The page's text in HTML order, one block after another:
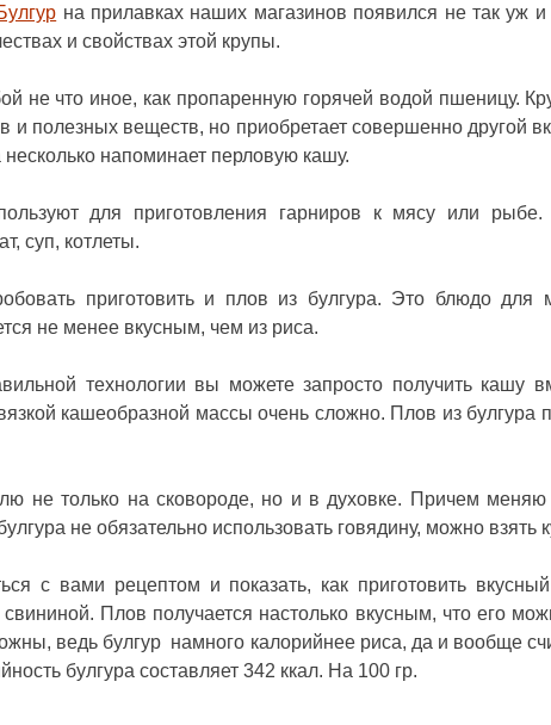
на прилавках наших магазинов появился не так уж
и свойствах этой крупы.
не что иное, как пропаренную горячей водой пшеницу.
и полезных веществ, но приобретает совершенно другой
напоминает перловую кашу.
для приготовления гарниров к мясу или
суп, котлеты.
приготовить и плов из булгура. Это блюдо для
не менее вкусным, чем из риса.
технологии вы можете запросто получить кашу
кашеобразной массы очень сложно. Плов из булгура
не только на сковороде, но и в духовке. Причем
не обязательно использовать говядину, можно взять
с вами рецептом и показать, как приготовить
Плов получается настолько вкусным, что его
ведь булгур намного калорийнее риса, да и вообще
булгура составляет 342 ккал. На 100 гр.